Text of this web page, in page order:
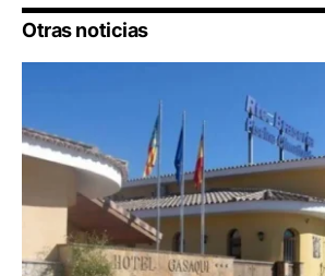
Otras noticias